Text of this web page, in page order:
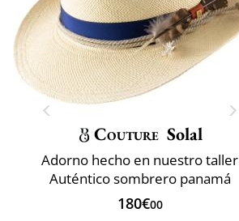
Couture Solal
Adorno hecho en nuestro taller
Auténtico sombrero panamá
180€00